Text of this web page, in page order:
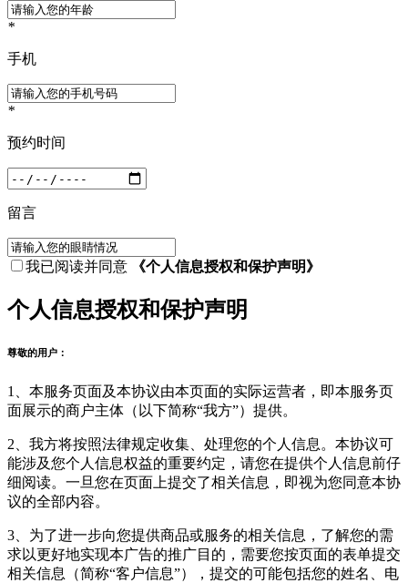
*
手机
*
预约时间
留言
我已阅读并同意 《个人信息授权和保护声明》
个人信息授权和保护声明
尊敬的用户：
1、本服务页面及本协议由本页面的实际运营者，即本服务页
面展示的商户主体（以下简称“我方”）提供。
2、我方将按照法律规定收集、处理您的个人信息。本协议可
能涉及您个人信息权益的重要约定，请您在提供个人信息前仔
细阅读。一旦您在页面上提交了相关信息，即视为您同意本协
议的全部内容。
3、为了进一步向您提供商品或服务的相关信息，了解您的需
求以更好地实现本广告的推广目的，需要您按页面的表单提交
相关信息（简称“客户信息”），提交的可能包括您的姓名、电